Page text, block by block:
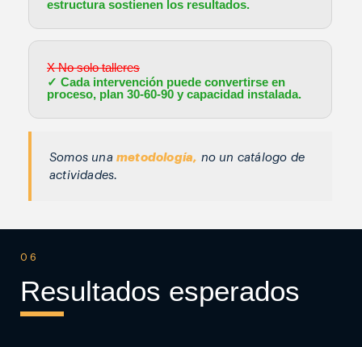
estructura sostienen los resultados.
X No solo talleres
✓ Cada intervención puede convertirse en
proceso, plan 30-60-90 y capacidad instalada.
Somos una metodología, no un catálogo de
actividades.
06
Resultados esperados